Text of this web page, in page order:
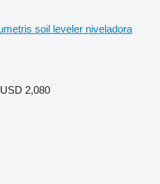
soil leveler niveladora
2,080